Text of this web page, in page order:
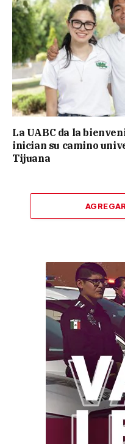
La UABC da la
inician su camino
Tijuana